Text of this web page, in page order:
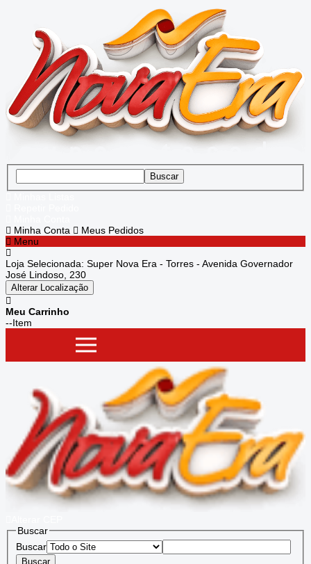
Minha Conta
Meus Pedidos
Menu
Loja Selecionada: Super Nova Era - Torres - Avenida Governador
José Lindoso, 230
Alterar Localização
Meu Carrinho
--Item
chevron_leftMenu principal
Buscar
Buscar